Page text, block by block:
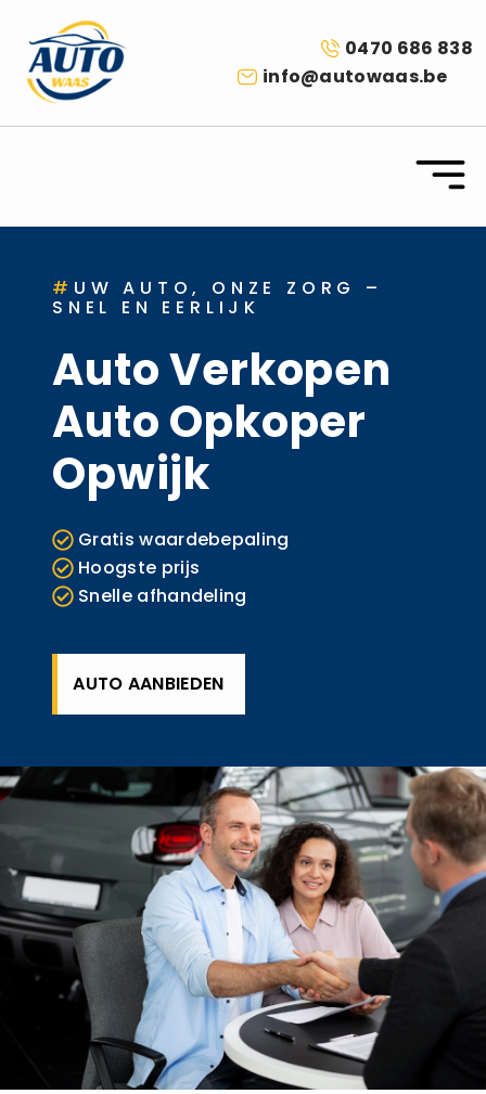
0470 686 838
info@autowaas.be
# UW AUTO, ONZE ZORG –
SNEL EN EERLIJK
Auto Verkopen
Auto Opkoper
Opwijk
Gratis waardebepaling
Hoogste prijs
Snelle afhandeling
AUTO AANBIEDEN